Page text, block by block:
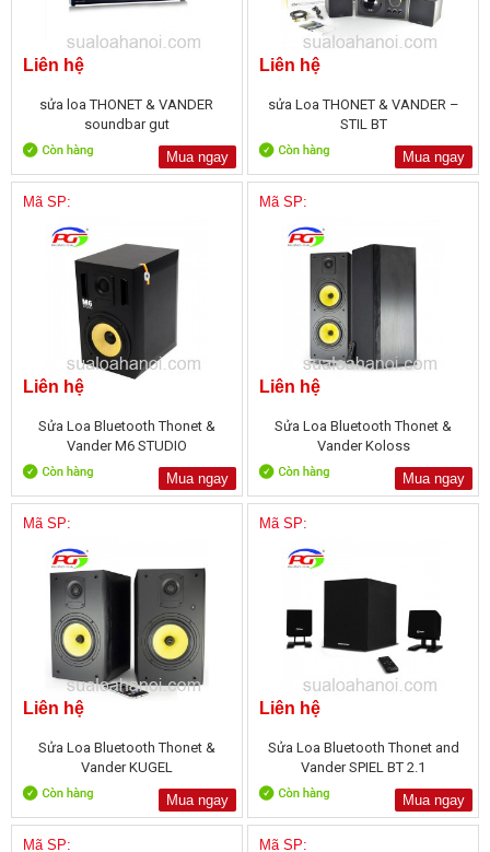
Liên hệ
sửa loa THONET & VANDER
soundbar gut
Mua ngay
Liên hệ
sửa Loa THONET & VANDER –
STIL BT
Mua ngay
Mã SP:
Liên hệ
Sửa Loa Bluetooth Thonet &
Vander M6 STUDIO
Mua ngay
Mã SP:
Liên hệ
Sửa Loa Bluetooth Thonet &
Vander Koloss
Mua ngay
Mã SP:
Liên hệ
Sửa Loa Bluetooth Thonet &
Vander KUGEL
Mua ngay
Mã SP:
Liên hệ
Sửa Loa Bluetooth Thonet and
Vander SPIEL BT 2.1
Mua ngay
Mã SP: Mã SP: